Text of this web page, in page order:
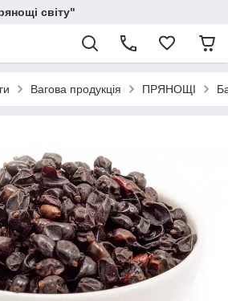
світу"
Вагова продукція ПРЯНОЩІ